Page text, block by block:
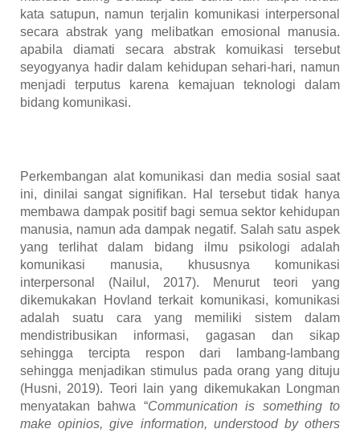
kata satupun, namun terjalin komunikasi interpersonal
secara abstrak yang melibatkan emosional manusia.
apabila diamati secara abstrak komuikasi tersebut
seyogyanya hadir dalam kehidupan sehari-hari, namun
menjadi terputus karena kemajuan teknologi dalam
bidang komunikasi.
Perkembangan alat komunikasi dan media sosial saat
ini, dinilai sangat signifikan. Hal tersebut tidak hanya
membawa dampak positif bagi semua sektor kehidupan
manusia, namun ada dampak negatif. Salah satu aspek
yang terlihat dalam bidang ilmu psikologi adalah
komunikasi manusia, khususnya komunikasi
interpersonal (Nailul, 2017). Menurut teori yang
dikemukakan Hovland terkait komunikasi, komunikasi
adalah suatu cara yang memiliki sistem dalam
mendistribusikan informasi, gagasan dan sikap
sehingga tercipta respon dari lambang-lambang
sehingga menjadikan stimulus pada orang yang dituju
(Husni, 2019). Teori lain yang dikemukakan Longman
menyatakan bahwa “Communication is something to
make opinios, give information, understood by others